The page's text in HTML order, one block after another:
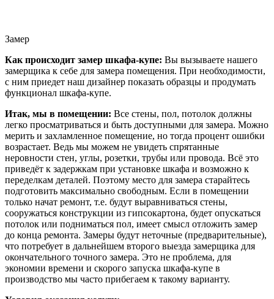
Замер
Как происходит замер шкафа-купе: Вы вызываете нашего
замерщика к себе для замера помещения. При необходимости,
с ним приедет наш дизайнер показать образцы и продумать
функционал шкафа-купе.
Итак, мы в помещении: Все стены, пол, потолок должны
легко просматриваться и быть доступными для замера. Можно
мерить и захламленное помещение, но тогда процент ошибки
возрастает. Ведь мы можем не увидеть спрятанные
неровности стен, углы, розетки, трубы или провода. Всё это
приведёт к задержкам при установке шкафа и возможно к
переделкам деталей. Поэтому место для замера старайтесь
подготовить максимально свободным. Если в помещении
только начат ремонт, т.е. будут выравниваться стены,
сооружаться конструкции из гипсокартона, будет опускаться
потолок или подниматься пол, имеет смысл отложить замер
до конца ремонта. Замеры будут неточные (предварительные),
что потребует в дальнейшем второго выезда замерщика для
окончательного точного замера. Это не проблема, для
экономии времени и скорого запуска шкафа-купе в
производство мы часто прибегаем к такому варианту.